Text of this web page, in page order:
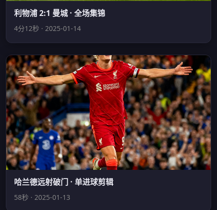
利物浦 2:1 曼城 · 全场集锦
4分12秒 · 2025-01-14
哈兰德远射破门 · 单进球剪辑
58秒 · 2025-01-13